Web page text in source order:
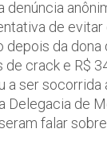
denúncia
de evitar
depois da
crack e R$
a ser
Delegacia de
falar